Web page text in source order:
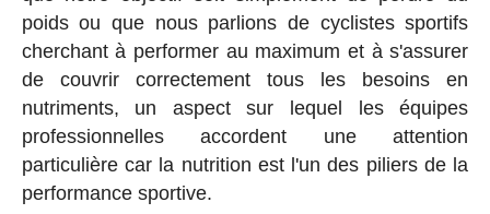
poids ou que nous parlions de cyclistes sportifs
cherchant à performer au maximum et à s'assurer
de couvrir correctement tous les besoins en
nutriments, un aspect sur lequel les équipes
professionnelles accordent une attention
particulière car la nutrition est l'un des piliers de la
performance sportive.